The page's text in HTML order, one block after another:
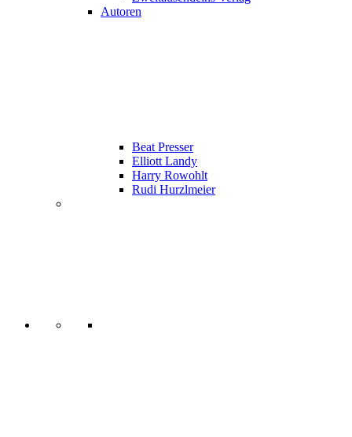
Autoren
Beat Presser
Elliott Landy
Harry Rowohlt
Rudi Hurzlmeier